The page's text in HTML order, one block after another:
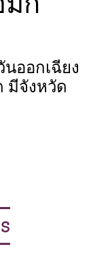
ออกเฉียง
มีจังหวัด